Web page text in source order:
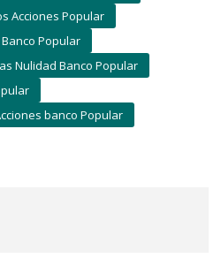
Acciones Popular
Popular
Nulidad Banco Popular
banco Popular